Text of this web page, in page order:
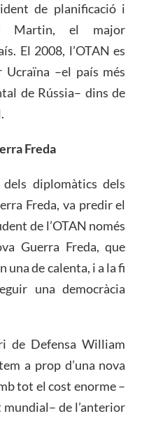
de planificació i
Martin, el major
El 2008, l’OTAN es
–el país més
de Rússia– dins de
Freda
diplomàtics dels
Freda, va predir el
de l’OTAN només
Guerra Freda, que
una de calenta, i a la fi
una democràcia
de Defensa William
a prop d’una nova
tot el cost enorme –
mundial– de l’anterior